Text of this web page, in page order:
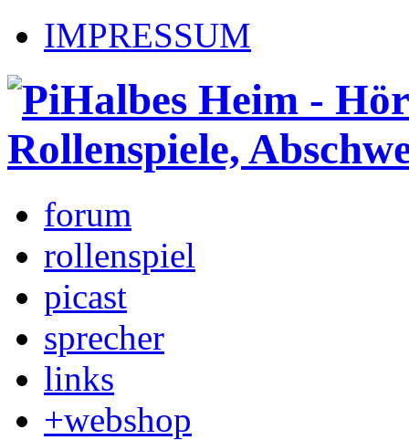
IMPRESSUM
forum
rollenspiel
picast
sprecher
links
+webshop